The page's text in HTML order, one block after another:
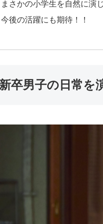
まさかの小学生を自然に演
今後の活躍にも期待！！
卒男子の日常を